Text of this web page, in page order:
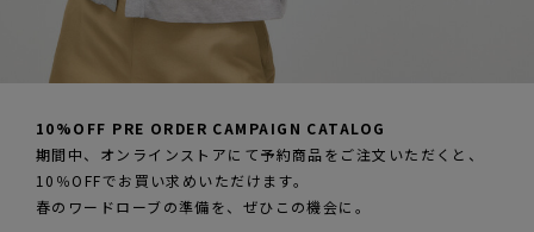
10%OFF PRE ORDER CAMPAIGN CATALOG
期間中、オンラインストアにて予約商品をご注文いただくと、
10％OFFでお買い求めいただけます。
春のワードローブの準備を、ぜひこの機会に。